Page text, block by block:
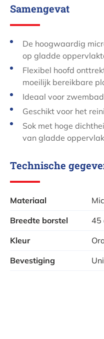
Samengevat
De hoogwaardig
op gladde
Flexibel hoofd
moeilijk bereikbare
Ideaal voor
Geschikt voor het
Sok met hoge
van gladde
Technische
Materiaal
Breedte borstel
45
Kleur
Bevestiging